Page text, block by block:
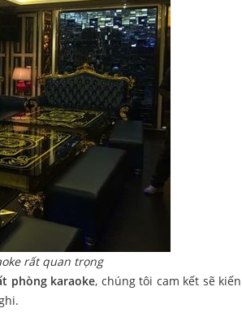
rất quan trọng
phòng karaoke, chúng tôi cam kết sẽ